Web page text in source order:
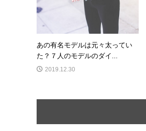
あの有名モデルは元々太ってい
た？７人のモデルのダイ...
2019.12.30